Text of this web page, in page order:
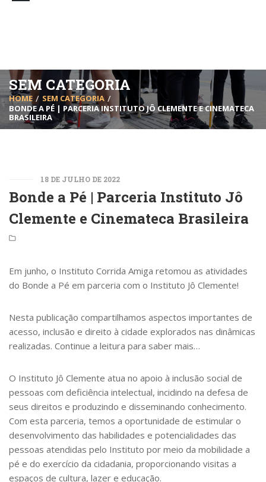
SEM CATEGORIA
HOME
SEM CATEGORIA
BONDE A PÉ | PARCERIA INSTITUTO JÔ CLEMENTE E CINEMATECA
BRASILEIRA
18 DE JULHO DE 2022
Bonde a Pé | Parceria Instituto Jô
Clemente e Cinemateca Brasileira
Em junho, o Instituto Corrida Amiga retomou as atividades
do Bonde a Pé em parceria com o Instituto Jô Clemente!
Nesta publicação compartilhamos aspectos importantes de
acesso, inclusão e direito à cidade explorados nas dinâmicas
realizadas. Continue a leitura para saber mais…
O Instituto Jô Clemente atua no apoio à inclusão social de
pessoas com deficiência intelectual, incidindo na defesa de
seus direitos e produzindo e disseminando conhecimento.
Com esta parceria, temos a oportunidade de estimular o
desenvolvimento das habilidades e potencialidades das
pessoas atendidas pelo Instituto por meio da mobilidade a
pé e do exercício da cidadania, proporcionando visitas a
espaços de cultura, lazer e educação.